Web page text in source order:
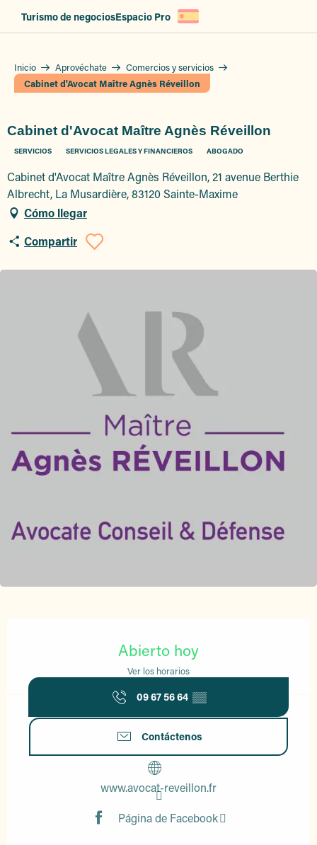
Turismo de negociosEspacio Pro
Inicio Aprovéchate
Comercios y servicios
Cabinet d'Avocat Maître Agnès Réveillon
Cabinet d'Avocat Maître Agnès Réveillon
SERVICIOS SERVICIOS LEGALES Y FINANCIEROS ABOGADO
Cabinet d'Avocat Maître Agnès Réveillon, 21 avenue Berthie
Albrecht, La Musardière, 83120 Sainte-Maxime
Cómo llegar
Compartir
Ajouter aux
Abierto hoy
Ver los horarios
09 67 56 64 ▒▒
Contáctenos
www.avocat-reveillon.fr
Página de Facebook